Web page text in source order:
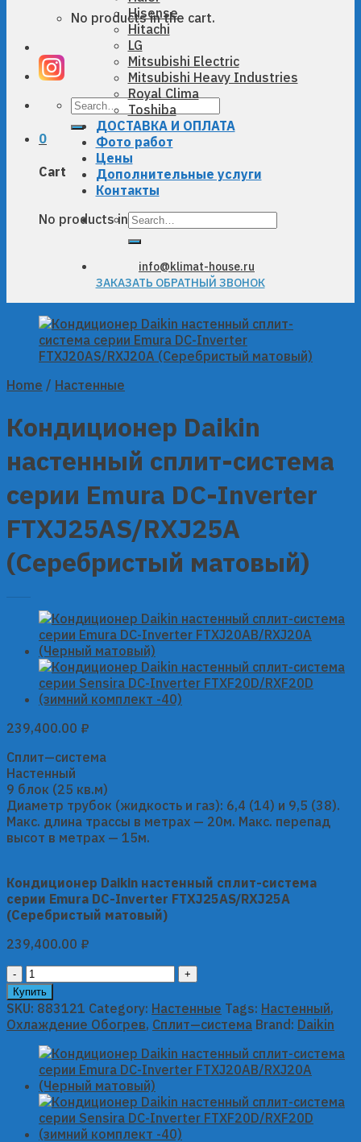
No products in the cart.
Search
0
Cart
No products in the cart.
Hisense
Hitachi
LG
Mitsubishi Electric
Mitsubishi Heavy Industries
Royal Clima
Toshiba
ДОСТАВКА И ОПЛАТА
Фото работ
Цены
Дополнительные услуги
Контакты
Search
info@klimat-house.ru
ЗАКАЗАТЬ ОБРАТНЫЙ ЗВОНОК
Home / Настенные
Кондиционер Daikin
настенный сплит-система
серии Emura DC-Inverter
FTXJ25AS/RXJ25A
(Серебристый матовый)
239,400.00 ₽
Сплит—система
Настенный
9 блок (25 кв.м)
Диаметр трубок (жидкость и газ): 6,4 (14) и 9,5 (38).
Макс. длина трассы в метрах — 20м. Макс. перепад
высот в метрах — 15м.
Кондиционер Daikin настенный сплит-система
серии Emura DC-Inverter FTXJ25AS/RXJ25A
(Серебристый матовый)
239,400.00 ₽
Кондиционер
Daikin
настенный
сплит-
система
серии
Emura
DC-
Inverter
FTXJ25AS/RXJ25A
(Серебристый
Купить
SKU: 883121 Category: Настенные Tags: Настенный,
Охлаждение Обогрев, Сплит—система Brand: Daikin